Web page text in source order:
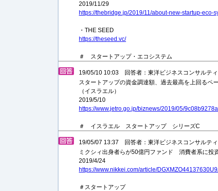
2019/11/29
https://thebridge.jp/2019/11/about-new-startup-eco-
・THE SEED
https://theseed.vc/
＃ スタートアップ・エコシステム
19/05/10 10:03 回答者：東洋ビジネスコンサルテ
スタートアップの資金調達額、過去最高を上回るペ
（イスラエル）
2019/5/10
https://www.jetro.go.jp/biznews/2019/05/
＃ イスラエル スタートアップ シリーズC
19/05/07 13:37 回答者：東洋ビジネスコンサルテ
ミクシィ出身者らが50億円ファンド 消費者系に投
2019/4/24
https://www.nikkei.com/article/
＃スタートアップ